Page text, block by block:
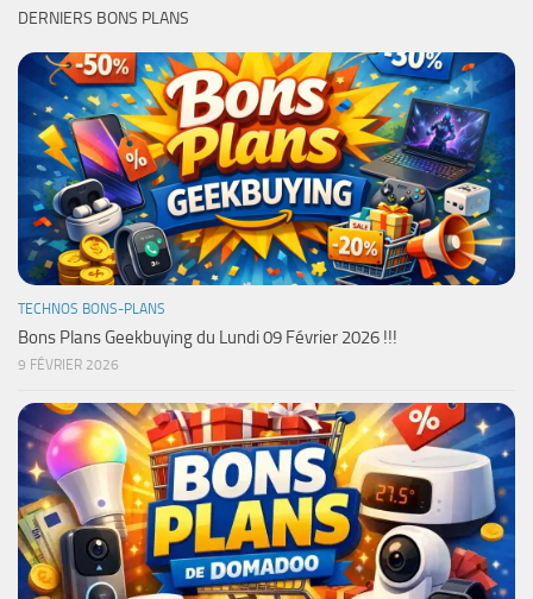
DERNIERS BONS PLANS
TECHNOS BONS-PLANS
Bons Plans Geekbuying du Lundi 09 Février 2026 !!!
9 FÉVRIER 2026